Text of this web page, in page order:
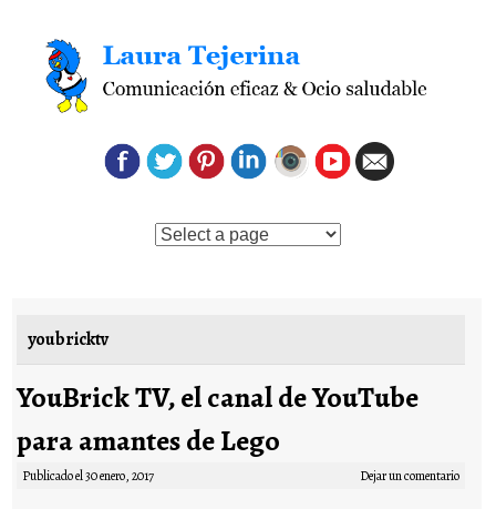
Saltar al contenido
youbricktv
YouBrick TV, el canal de YouTube
para amantes de Lego
Publicado el30 enero, 2017 Dejar un comentario